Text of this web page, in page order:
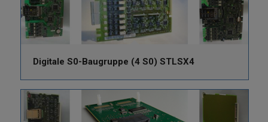
Digitale S0-Baugruppe (4 S0) STLSX4